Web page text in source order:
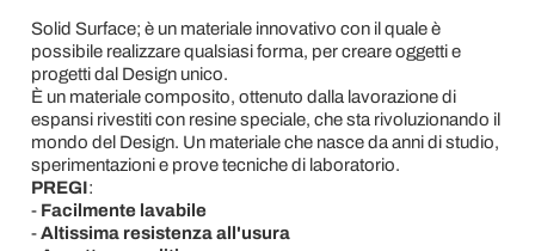
Solid Surface; è un materiale innovativo con il quale è
possibile realizzare qualsiasi forma, per creare oggetti e
progetti dal Design unico.
È un materiale composito, ottenuto dalla lavorazione di
espansi rivestiti con resine speciale, che sta rivoluzionando il
mondo del Design. Un materiale che nasce da anni di studio,
sperimentazioni e prove tecniche di laboratorio.
PREGI:
- Facilmente lavabile
-Altissima resistenza all'usura